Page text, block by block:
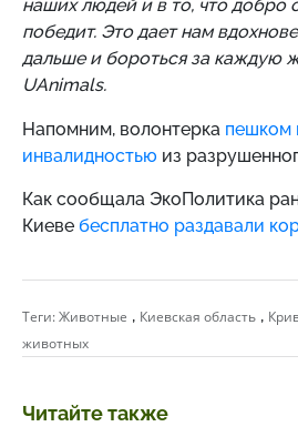
наших людей и в то, что добро
победит. Это дает нам
дальше и бороться за каждую
UAnimals.
Напомним, волонтерка пешком
инвалидностью из
Как сообщала ЭкоПолитика
Киеве бесплатно раздавали
Теги:Животные , Киевская область ,
животных
Читайте также